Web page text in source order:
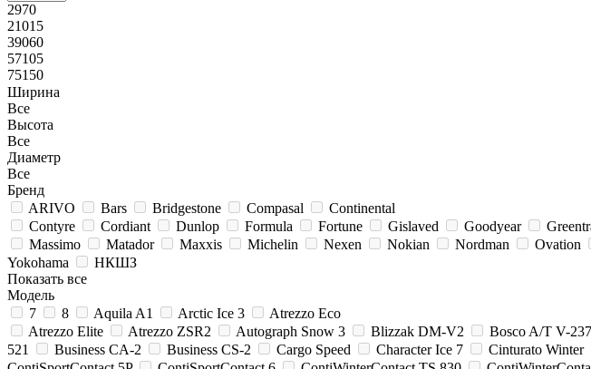
2970
21015
39060
57105
75150
Ширина
Все
Высота
Все
Диаметр
Все
Бренд
ARIVO
Bars Bridgestone Compasal
Continental
Contyre
Cordiant Dunlop Formula Fortune Gislaved Goodyear
Massimo
Matador Maxxis Michelin Nexen Nokian Nordman Ovation
Yokohama
НКШЗ
Показать все
Модель
7
8 Aquila A1 Arctic Ice 3
Atrezzo Eco
Atrezzo Elite
Atrezzo ZSR2 Autograph Snow 3 Blizzak DM-V2 Bosco A/T V-237
521
Business CA-2 Business CS-2 Cargo Speed Character Ice 7 Cinturato Winter